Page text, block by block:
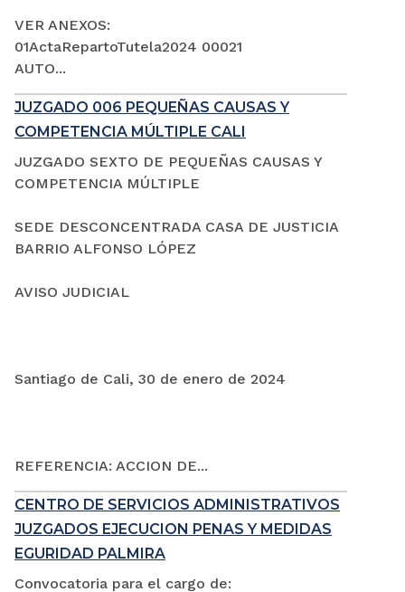
VER ANEXOS:
01ActaRepartoTutela2024 00021
AUTO...
JUZGADO 006 PEQUEÑAS CAUSAS Y
COMPETENCIA MÚLTIPLE CALI
JUZGADO SEXTO DE PEQUEÑAS CAUSAS Y
COMPETENCIA MÚLTIPLE
SEDE DESCONCENTRADA CASA DE JUSTICIA
BARRIO ALFONSO LÓPEZ
AVISO JUDICIAL
Santiago de Cali, 30 de enero de 2024
REFERENCIA: ACCION DE...
CENTRO DE SERVICIOS ADMINISTRATIVOS
JUZGADOS EJECUCION PENAS Y MEDIDAS
EGURIDAD PALMIRA
Convocatoria para el cargo de: